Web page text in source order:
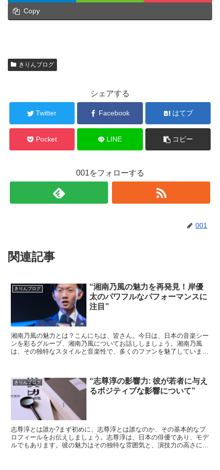
Copy
きりんブログ
シェアする
Twitter Facebook はてブ
Pocket LINE コピー
001をフォローする
001
関連記事
きりんブログ
“湘南乃風の魅力を再発見！岸優
太のパワフルなパフォーマンスに
注目”
湘南乃風の魅力とは？こんにちは、皆さん。今日は、日本の音楽シー
ンを彩るグループ、湘南乃風についてお話ししましょう。湘南乃風
は、その独特なスタイルと音楽性で、多くのファンを魅了していま
きりんブログ
“志尊淳の影響力: 彼が若者に与え
るポジティブな影響について”
志尊淳とは誰か?まず初めに、志尊淳とは誰なのか、その基本的なプ
ロフィールをお伝えしましょう。志尊淳は、日本の俳優であり、モデ
ルでもあります。彼の魅力はその独特な雰囲気と、演技力の高さにあ